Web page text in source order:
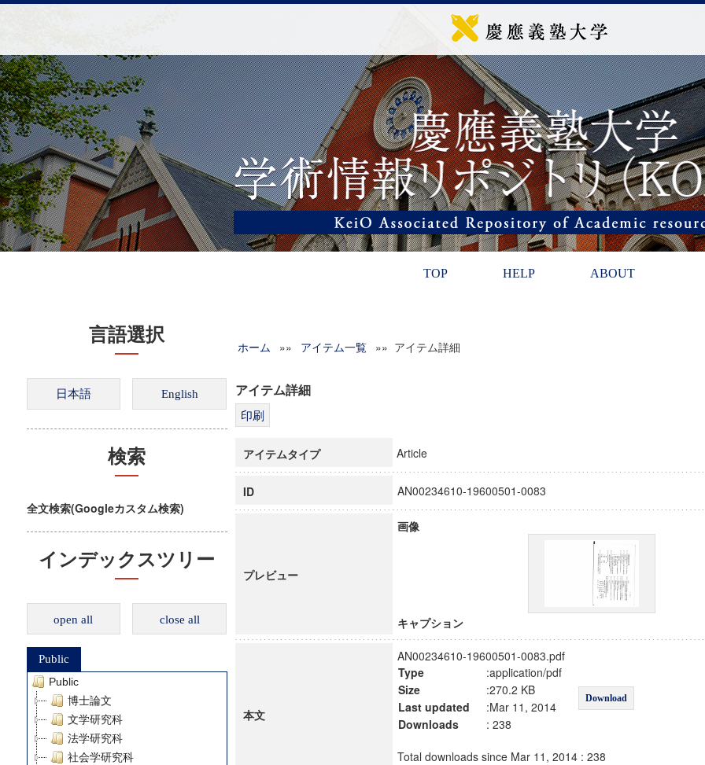
TOP HELP ABOUT
言語選択
検索
全文検索(Googleカスタム検索)
インデックスツリー
open all close all
Public
Public
博士論文
文学研究科
法学研究科
社会学研究科
ホーム »» アイテム一覧 »» アイテム詳細
アイテム詳細
アイテムタイプ Article
ID AN00234610-19600501-0083
プレビュー
画像
キャプション
本文
AN00234610-19600501-0083.pdf
Type
:application/pdf
Download
Size
:270.2 KB
Last updated
:Mar 11, 2014
Downloads
: 238
Total downloads since Mar 11, 2014 : 238